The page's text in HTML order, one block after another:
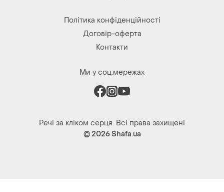
Політика конфіденційності
Договір-оферта
Контакти
Ми у соц.мережах
Речі за кліком серця. Всі права захищені
© 2026Shafa.ua